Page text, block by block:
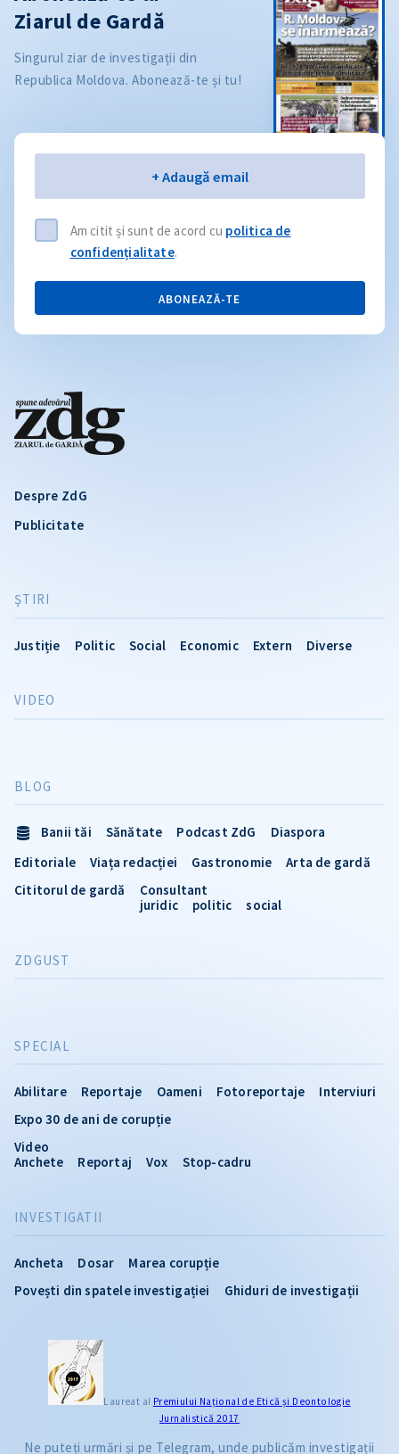
Despre ZdG
Publicitate
ŞTIRI
Justiție Politic Social Economic Extern Diverse
INVESTIGATII
Ancheta Dosar
Marea corupție
Povești din spatele investigației
Ghiduri de investigații
VIDEO
SPECIAL
Abilitare Reportaje Oameni Fotoreportaje
Interviuri
Expo 30 de ani de corupție
Video
Anchete
Reportaj Vox Stop-cadru
BLOG
Banii tăi Sănătate Podcast ZdG
Diaspora
Editoriale
Viața redacției Gastronomie
Arta de gardă
Cititorul de gardă
Consultant
juridic
politic social
ZDGUST
Ziarul de Gardă
Singurul ziar de investigații din
Republica Moldova. Abonează-te și tu!
+ Adaugă email
Am citit și sunt de acord cu politica de
confidențialitate.
ABONEAZĂ-TE
Laureat al Premiului Naţional de Etică și Deontologie
Jurnalistică 2017
Ne puteți urmări și pe Telegram, unde publicăm investigații